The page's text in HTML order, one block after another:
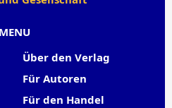
MENU
Über den Verlag
Für Autoren
Für den Handel